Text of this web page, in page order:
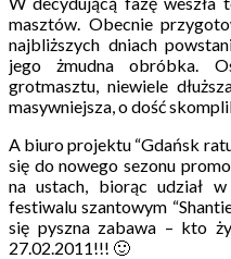
masztów. Obecnie
najbliższych dniach
jego żmudna obróbka.
grotmasztu, niewiele
masywniejsza, o dość
A biuro projektu “Gdańsk
się do nowego sezonu
na ustach, biorąc udział
festiwalu szantowym
się pyszna zabawa – kto
27.02.2011!!! 🙂